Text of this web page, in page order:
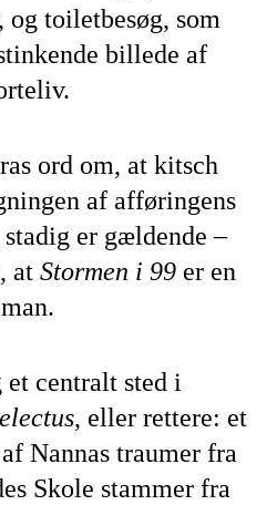
og toiletbesøg, som
billede af
ord om, at kitsch
af afføringens
er gældende –
atStormen i 99 er en
centralt sted i
, eller rettere: et
Nannas traumer fra
Skole stammer fra